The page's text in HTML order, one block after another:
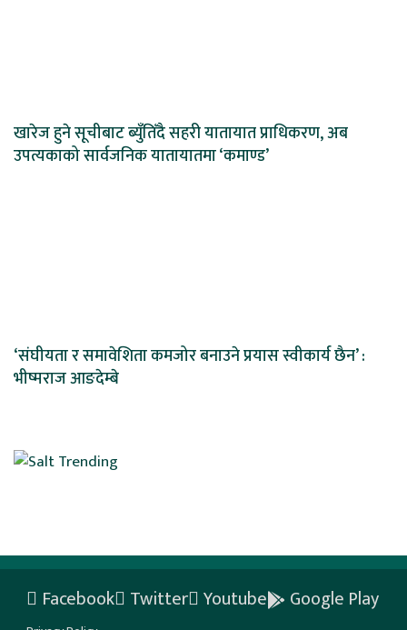
खारेज हुने सूचीबाट ब्युँतिँदै सहरी यातायात प्राधिकरण, अब
उपत्यकाको सार्वजनिक यातायातमा ‘कमाण्ड’
‘संघीयता र समावेशिता कमजोर बनाउने प्रयास स्वीकार्य छैन’ :
भीष्मराज आङदेम्बे
Facebook Twitter Youtube Google Play